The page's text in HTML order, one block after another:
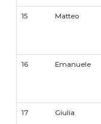
15 Matteo
16 Emanuele
17 Giulia